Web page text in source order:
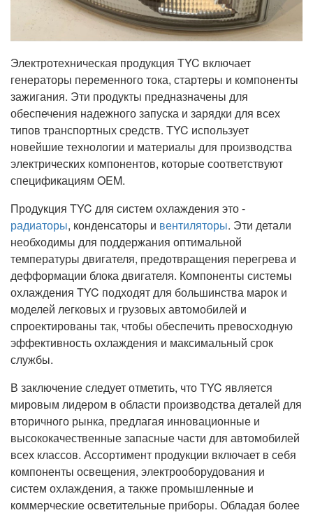
Электротехническая продукция TYC включает
генераторы переменного тока, стартеры и компоненты
зажигания. Эти продукты предназначены для
обеспечения надежного запуска и зарядки для всех
типов транспортных средств. TYC использует
новейшие технологии и материалы для производства
электрических компонентов, которые соответствуют
спецификациям OEM.
Продукция TYC для систем охлаждения это -
радиаторы, конденсаторы и вентиляторы. Эти детали
необходимы для поддержания оптимальной
температуры двигателя, предотвращения перегрева и
дефформации блока двигателя. Компоненты системы
охлаждения TYC подходят для большинства марок и
моделей легковых и грузовых автомобилей и
спроектированы так, чтобы обеспечить превосходную
эффективность охлаждения и максимальный срок
службы.
В заключение следует отметить, что TYC является
мировым лидером в области производства деталей для
вторичного рынка, предлагая инновационные и
высококачественные запасные части для автомобилей
всех классов. Ассортимент продукции включает в себя
компоненты освещения, электрооборудования и
систем охлаждения, а также промышленные и
коммерческие осветительные приборы. Обладая более